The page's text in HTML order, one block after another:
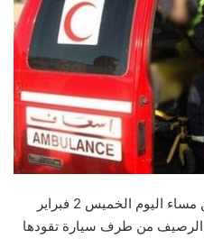
لقيت طفلة مصرعها، قبل قليل من مساء اليوم الخميس 2 فبراير
الرصيف من طرف سيارة تقودها